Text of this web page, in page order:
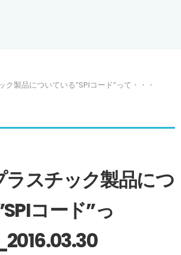
ク製品についている”SPIコード”って・・・
スチック製品につ
コード”っ